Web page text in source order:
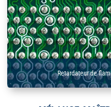
Retardateur de